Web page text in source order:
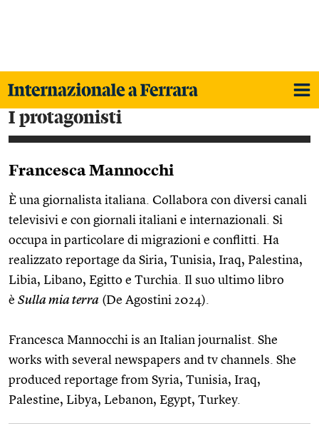
i protagonisti
Francesca Mannocchi
È una giornalista italiana. Collabora con diversi canali
televisivi e con giornali italiani e internazionali. Si
occupa in particolare di migrazioni e conflitti. Ha
realizzato reportage da Siria, Tunisia, Iraq, Palestina,
Libia, Libano, Egitto e Turchia. Il suo ultimo libro
è Sulla mia terra (De Agostini 2024).
Francesca Mannocchi is an Italian journalist. She
works with several newspapers and tv channels. She
produced reportage from Syria, Tunisia, Iraq,
Palestine, Libya, Lebanon, Egypt, Turkey.